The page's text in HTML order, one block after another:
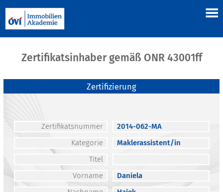
Zertifikatsinhaber gemäß ONR 43001ff
Zertifizierung
Zertifikatsnummer
2014-062-MA
Kategorie
Maklerassistent/in
Titel
Vorname
Daniela